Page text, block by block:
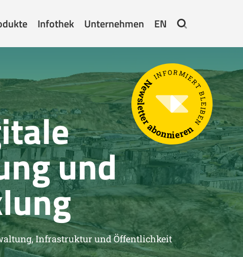
Infothek Unternehmen EN
und
Infrastruktur und Öffentlichkeit
INFORMIERT BLEIBEN
Newsletter abonnieren